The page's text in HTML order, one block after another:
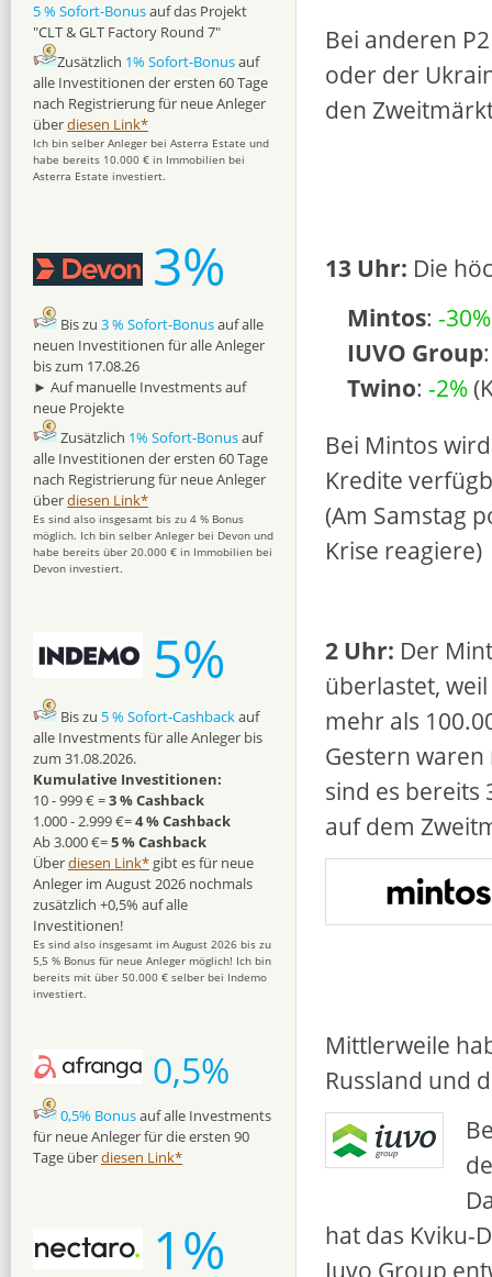
Bei anderen
oder der
den
13 Uhr: Die
Mintos: -
IUVO Group
Twino: -2%
Bei Mintos
Kredite
(Am Samstag
Krise reagiere)
2 Uhr: Der
überlastet,
mehr als
Gestern
sind es bereits
auf dem
Mittlerweile
Russland und
hat das Kviku-
Iuvo Group
5 % Sofort-Bonusauf das Projekt
"CLT & GLT Factory Round 7"
Zusätzlich 1% Sofort-Bonusauf
alle Investitionen der ersten 60 Tage
nach Registrierung für neue Anleger
überdiesen Link*
Ich bin selber Anleger bei Asterra Estate und
habe bereits 10.000 € in Immobilien bei
Asterra Estate investiert.
3%
Bis zu 3 % Sofort-Bonusauf alle
neuen Investitionen für alle Anleger
bis zum 17.08.26
► Auf manuelle Investments auf
neue Projekte
Zusätzlich 1% Sofort-Bonusauf
alle Investitionen der ersten 60 Tage
nach Registrierung für neue Anleger
überdiesen Link*
Es sind also insgesamt bis zu 4 % Bonus
möglich. Ich bin selber Anleger bei Devon und
habe bereits über 20.000 € in Immobilien bei
Devon investiert.
5%
Bis zu 5 % Sofort-Cashbackauf
alle Investments für alle Anleger bis
zum 31.08.2026.
Kumulative Investitionen:
10 - 999 € =3 % Cashback
1.000 - 2.999 €=4 % Cashback
Ab 3.000 €=5 % Cashback
Überdiesen Link* gibt es für neue
Anleger im August 2026 nochmals
zusätzlich +0,5% auf alle
Investitionen!
Es sind also insgesamt im August 2026 bis zu
5,5 % Bonus für neue Anleger möglich! Ich bin
bereits mit über 50.000 € selber bei Indemo
investiert.
0,5%
0,5% Bonusauf alle Investments
für neue Anleger für die ersten 90
Tage überdiesen Link*
1%